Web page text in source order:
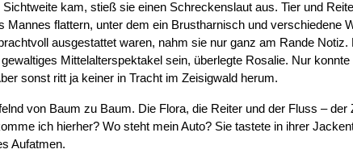
kam, stieß sie einen Schreckenslaut aus. Tier und
Mannes flattern, unter dem ein Brustharnisch und verschiedene
ausgestattet waren, nahm sie nur ganz am Rande
Mittelalterspektakel sein, überlegte Rosalie. Nur
sonst ritt ja keiner in Tracht im Zeisigwald herum.
von Baum zu Baum. Die Flora, die Reiter und der Fluss –
ich hierher? Wo steht mein Auto? Sie tastete in ihrer
Aufatmen.